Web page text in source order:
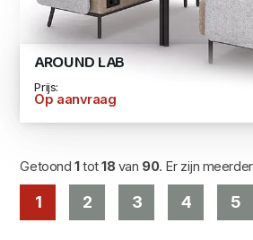
AROUND LAB
Prijs:
Op aanvraag
Getoond 1tot18van 90. Er zijn
1 2 3 4 5